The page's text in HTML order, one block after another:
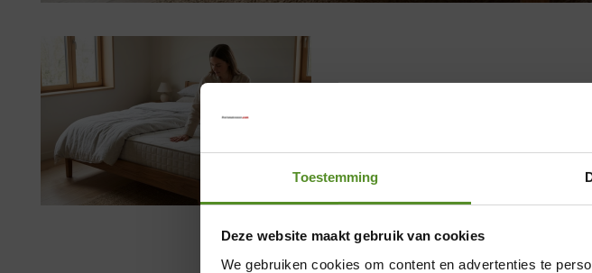
Toestemming
Deze website maakt gebruik van cookies
We gebruiken cookies om content en advertenties te